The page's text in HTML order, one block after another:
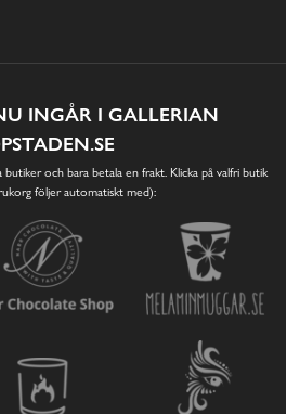
INGÅR I GALLERIAN
butiker och bara betala en frakt. Klicka på valfri butik
följer automatiskt med):